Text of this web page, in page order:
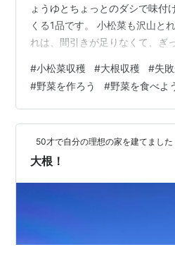
ょうゆとちょっとのダシで味付
くる1品です。 小松菜も沢山と
れは、間引きが足りなくて、ぎ
もっと早めに間引きします（反
た～と見惚れていたけど、 なん
収穫したほうがいいそうです。
てていました💦 花が咲くと、ス
か・・・ でも、失敗作でも自分
しくいただきました！ Vie…
#小松菜収穫 #大根収穫 #失
#野菜を作ろう #野菜を食べよ
50才で自分の理想の家を建てました
大根！